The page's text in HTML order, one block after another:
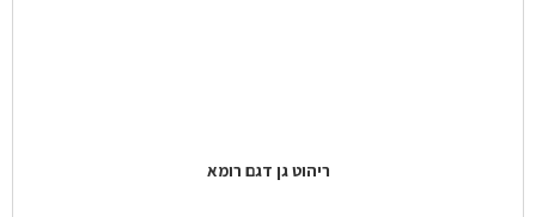
ריהוט גן דגם רומא